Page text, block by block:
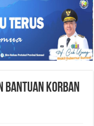
Bantuan Korban